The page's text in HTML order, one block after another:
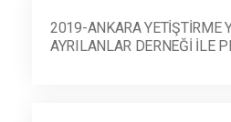
2019-ANKARA YETIŞTIRME
AYRILANLAR DERNEĞI ILE